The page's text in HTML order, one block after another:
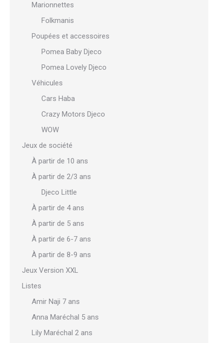
Marionnettes
Folkmanis
Poupées et accessoires
Pomea Baby Djeco
Pomea Lovely Djeco
Véhicules
Cars Haba
Crazy Motors Djeco
WOW
Jeux de société
À partir de 10 ans
À partir de 2/3 ans
Djeco Little
À partir de 4 ans
À partir de 5 ans
À partir de 6-7 ans
À partir de 8-9 ans
Jeux Version XXL
Listes
Amir Naji 7 ans
Anna Maréchal 5 ans
Lily Maréchal 2 ans